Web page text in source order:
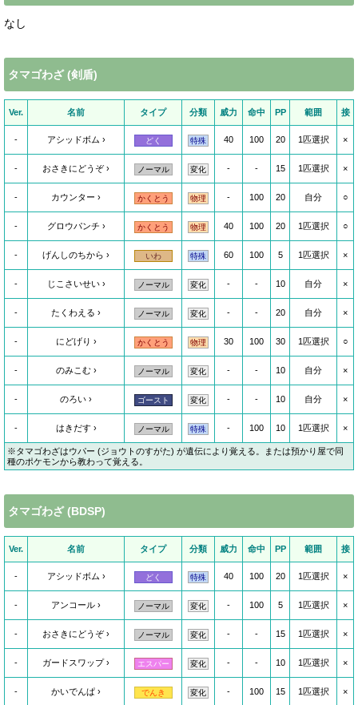
なし
タマゴわざ (剣盾)
Ver. 名前 タイプ 分類 威力 命中 PP 範囲 接
- アシッドボム どく 特殊 40 100 20 1匹選択 ×
- おさきにどうぞ ノーマル 変化 - - 15 1匹選択 ×
- カウンター かくとう 物理 - 100 20 自分 ○
- グロウパンチ かくとう 物理 40 100 20 1匹選択 ○
- げんしのちから いわ 特殊 60 100 5 1匹選択 ×
- じこさいせい ノーマル 変化 - - 10 自分 ×
- たくわえる ノーマル 変化 - - 20 自分 ×
- にどげり かくとう 物理 30 100 30 1匹選択 ○
- のみこむ ノーマル 変化 - - 10 自分 ×
- のろい ゴースト 変化 - - 10 自分 ×
- はきだす ノーマル 特殊 - 100 10 1匹選択 ×
※タマゴわざはウパー (ジョウトのすがた) が遺伝により覚える。または預かり屋で同
種のポケモンから教わって覚える。
タマゴわざ (BDSP)
Ver. 名前 タイプ 分類 威力 命中 PP 範囲 接
- アシッドボム どく 特殊 40 100 20 1匹選択 ×
- アンコール ノーマル 変化 - 100 5 1匹選択 ×
- おさきにどうぞ ノーマル 変化 - - 15 1匹選択 ×
- ガードスワップ エスパー 変化 - - 10 1匹選択 ×
- かいでんぱ でんき 変化 - 100 15 1匹選択 ×